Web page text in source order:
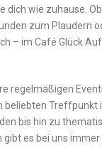
dich wie zuhause.
zum Plaudern
– im Café Glück
regelmäßigen
beliebten Treffpunkt
bis hin zu
es bei uns